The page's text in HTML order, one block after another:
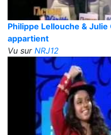
Philippe Lellouche &
appartient
Vu sur NRJ12